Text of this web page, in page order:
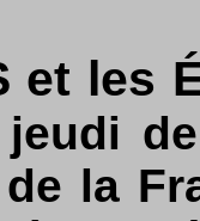
et les
la